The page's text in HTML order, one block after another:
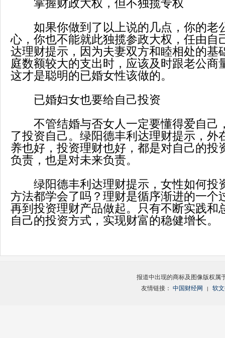
掌握财政大权，但不独揽专权
如果你做到了以上说的几点，你的老
心，你也不能就此独揽参政大权，任由自
达理财提示，因为夫妻双方和睦相处的基
庭数额较大的支出时，应该及时跟老公商
这才是聪明的已婚女性该做的。
已婚妇女也要给自己投资
不管结婚与否女人一定要懂得爱自己
了投资自己。绿阳德丰利达理财提示，外
养也好，投资理财也好，都是对自己的投
负责，也是对未来负责。
绿阳德丰利达理财提示，女性如何投
方法都学会了吗？理财是循序渐进的一个
再到投资理财产品做起。只有不断实践和
自己的投资方式，实现财富的稳健增长。
报道中出现的商标及图像版权属
友情链接： 中国财经网 | 软